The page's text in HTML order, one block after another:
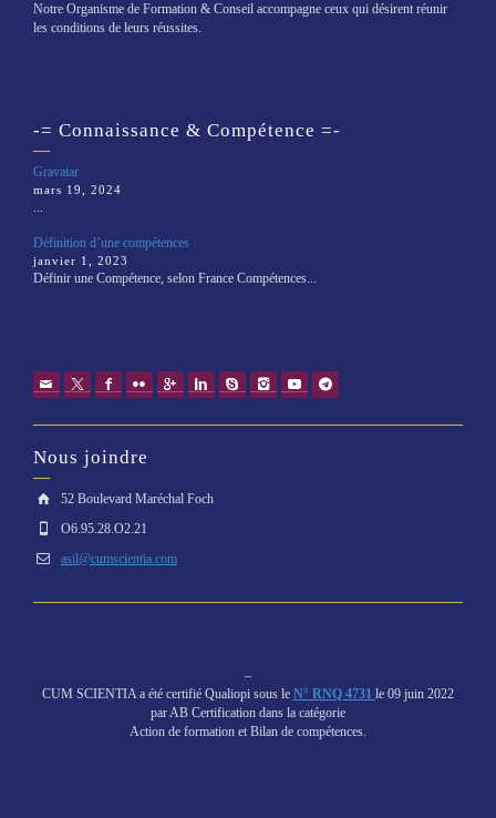
Notre Organisme de Formation & Conseil accompagne ceux qui désirent réunir
les conditions de leurs réussites.
-= Connaissance & Compétence =-
Gravatar
mars 19, 2024
...
Définition d’une compétences
janvier 1, 2023
Définir une Compétence, selon France Compétences...
Nous joindre
52 Boulevard Maréchal Foch
O6.95.28.O2.21
asil@cumscientia.com
–
CUM SCIENTIA a été certifié Qualiopi sous le N° RNQ 4731 le 09 juin 2022
par AB Certification dans la catégorie
Action de formation et Bilan de compétences.